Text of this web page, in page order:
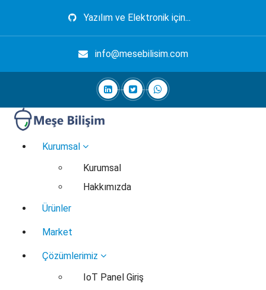
Yazılım ve Elektronik için...
info@mesebilisim.com
Elektronik, Yazılım, Otomasyon, Robotik
Kurumsal
Kurumsal
Hakkımızda
Ürünler
Market
Çözümlerimiz
IoT Panel Giriş